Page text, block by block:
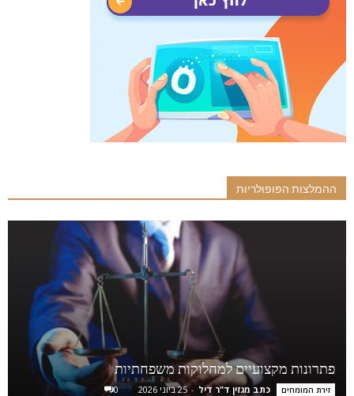
ההמלצות הפופולריות
פתרונות מקצועיים למחלוקות משפחתיות
זירת המומחים כתב מגזין ד"ר דיל - 25 ביוני 2026 0